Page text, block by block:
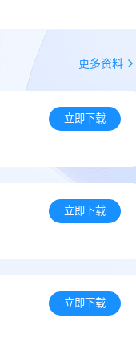
更多资料
立即下载
立即下载
立即下载